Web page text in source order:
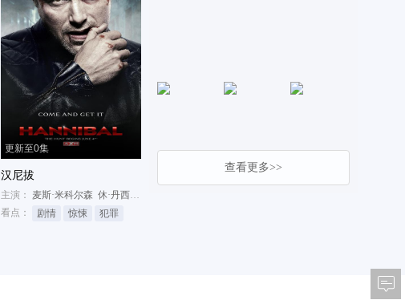
布鲁斯·兰利
更新至0集
汉尼拔
主演： 麦斯·米科尔森 休·丹西 劳伦斯·菲什伯恩
看点：
剧情 惊悚 犯罪
查看更多>>